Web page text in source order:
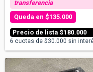
$180.000
$135.000
6 cuotas de $30.000 sin